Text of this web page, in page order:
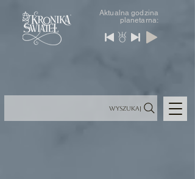
Aktualna godzina
planetarna:
Wyszukaj